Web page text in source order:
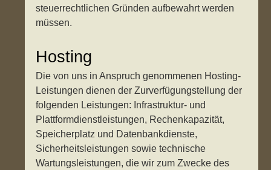
steuerrechtlichen Gründen aufbewahrt werden
müssen.
Hosting
Die von uns in Anspruch genommenen Hosting-
Leistungen dienen der Zurverfügungstellung der
folgenden Leistungen: Infrastruktur- und
Plattformdienstleistungen, Rechenkapazität,
Speicherplatz und Datenbankdienste,
Sicherheitsleistungen sowie technische
Wartungsleistungen, die wir zum Zwecke des